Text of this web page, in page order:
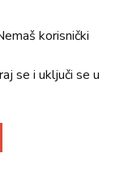
korisnički
se i uključi se u